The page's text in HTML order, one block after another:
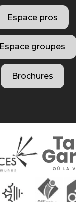
Espace pros
Espace groupes
Brochures